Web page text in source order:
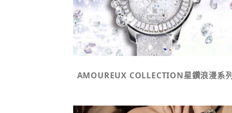
AMOUREUX COLLECTION星鑽浪漫系列